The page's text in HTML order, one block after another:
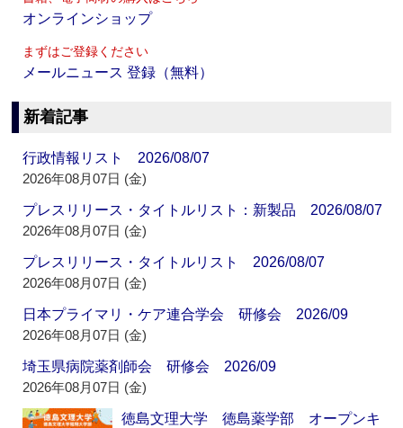
オンラインショップ
まずはご登録ください
メールニュース 登録（無料）
新着記事
行政情報リスト 2026/08/07
2026年08月07日 (金)
プレスリリース・タイトルリスト：新製品 2026/08/07
2026年08月07日 (金)
プレスリリース・タイトルリスト 2026/08/07
2026年08月07日 (金)
日本プライマリ・ケア連合学会 研修会 2026/09
2026年08月07日 (金)
埼玉県病院薬剤師会 研修会 2026/09
2026年08月07日 (金)
徳島文理大学 徳島薬学部 オープンキ